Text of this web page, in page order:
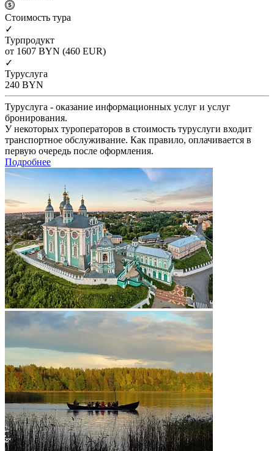
Cтоимость тура
✓
Турпродукт
от 1607 BYN (460 EUR)
✓
Туруслуга
240 BYN
Туруслуга - оказание информационных услуг и услуг
бронирования.
У некоторых туроператоров в стоимость туруслуги входит
транспортное обслуживание. Как правило, оплачивается в
первую очередь после оформления.
Подробнее